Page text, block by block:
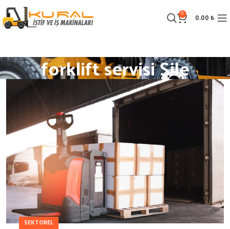
0 0.00₺
forklift servisi Şile
SEKTOREL